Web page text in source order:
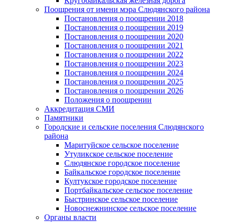
Поощрения от имени мэра Слюдянского района
Постановления о поощрении 2018
Постановления о поощрении 2019
Постановления о поощрении 2020
Постановления о поощрении 2021
Постановления о поощрении 2022
Постановления о поощрении 2023
Постановления о поощрении 2024
Постановления о поощрении 2025
Постановления о поощрении 2026
Положения о поощрении
Аккредитация СМИ
Памятники
Городские и сельские поселения Слюдянского
района
Маритуйское сельское поселение
Утуликское сельское поселение
Слюдянское городское поселение
Байкальское городское поселение
Култукское городское поселение
Портбайкальское сельское поселение
Быстринское сельское поселение
Новоснежнинское сельское поселение
Органы власти